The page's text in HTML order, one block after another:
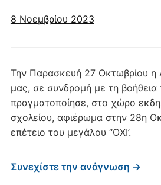
8 Νοεμβρίου 2023
Την Παρασκευή 27 Οκτωβρίου η
μας, σε συνδρομή με τη βοήθεια
πραγματοποίησε, στο χώρο
σχολείου, αφιέρωμα στην 28η
επέτειο του μεγάλου “ΟΧΙ’.
Συνεχίστε την ανάγνωση →